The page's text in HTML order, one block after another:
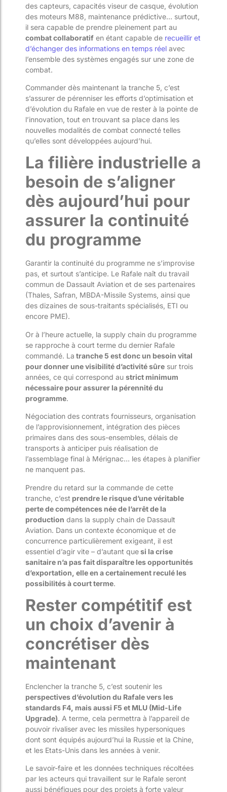
des capteurs, capacités viseur de casque, évolution
des moteurs M88, maintenance prédictive… surtout,
il sera capable de prendre pleinement part au
combat collaboratif en étant capable de recueillir et
d’échanger des informations en temps réel avec
l’ensemble des systèmes engagés sur une zone de
combat.
Commander dès maintenant la tranche 5, c’est
s’assurer de pérenniser les efforts d’optimisation et
d’évolution du Rafale en vue de rester à la pointe de
l’innovation, tout en trouvant sa place dans les
nouvelles modalités de combat connecté telles
qu’elles sont développées aujourd’hui.
La filière industrielle a
besoin de s’aligner
dès aujourd’hui pour
assurer la continuité
du programme
Garantir la continuité du programme ne s’improvise
pas, et surtout s’anticipe. Le Rafale naît du travail
commun de Dassault Aviation et de ses partenaires
(Thales, Safran, MBDA-Missile Systems, ainsi que
des dizaines de sous-traitants spécialisés, ETI ou
encore PME).
Or à l’heure actuelle, la supply chain du programme
se rapproche à court terme du dernier Rafale
commandé. La tranche 5 est donc un besoin vital
pour donner une visibilité d’activité sûre sur trois
années, ce qui correspond au strict minimum
nécessaire pour assurer la pérennité du
programme.
Négociation des contrats fournisseurs, organisation
de l’approvisionnement, intégration des pièces
primaires dans des sous-ensembles, délais de
transports à anticiper puis réalisation de
l’assemblage final à Mérignac… les étapes à planifier
ne manquent pas.
Prendre du retard sur la commande de cette
tranche, c’est prendre le risque d’une véritable
perte de compétences née de l’arrêt de la
production dans la supply chain de Dassault
Aviation. Dans un contexte économique et de
concurrence particulièrement exigeant, il est
essentiel d’agir vite – d’autant quesi la crise
sanitaire n’a pas fait disparaître les opportunités
d’exportation, elle en a certainement reculé les
possibilités à court terme.
Rester compétitif est
un choix d’avenir à
concrétiser dès
maintenant
Enclencher la tranche 5, c’est soutenir les
perspectives d’évolution du Rafale vers les
standards F4, mais aussi F5 et MLU (Mid-Life
Upgrade). A terme, cela permettra à l’appareil de
pouvoir rivaliser avec les missiles hypersoniques
dont sont équipés aujourd’hui la Russie et la Chine,
et les Etats-Unis dans les années à venir.
Le savoir-faire et les données techniques récoltées
par les acteurs qui travaillent sur le Rafale seront
aussi bénéfiques pour des projets à forte valeur